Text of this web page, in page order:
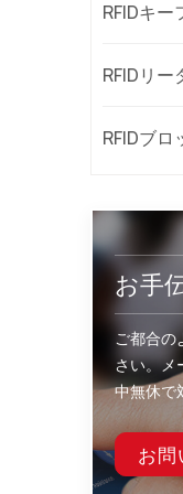
RFIDキー
RFIDリー
RFIDブロ
お手
ご都合の
さい。メ
中無休で
お問